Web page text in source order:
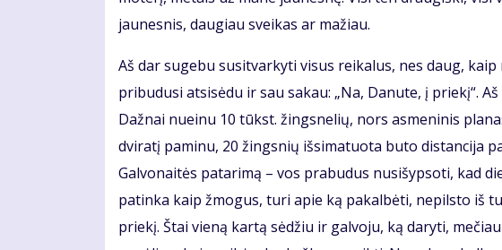
jaunesnis, daugiau sveikas ar mažiau.
Aš dar sugebu susitvarkyti visus reikalus, nes daug,
pribudusi atsisėdu ir sau sakau: „Na, Danute, į priekį“.
Dažnai nueinu 10 tūkst. žingsnelių, nors asmeninis
dviratį paminu, 20 žingsnių išsimatuota buto distancija
Galvonaitės patarimą – vos prabudus nusišypsoti, kad
patinka kaip žmogus, turi apie ką pakalbėti, nepilsto iš
priekį. Štai vieną kartą sėdžiu ir galvoju, ką daryti,